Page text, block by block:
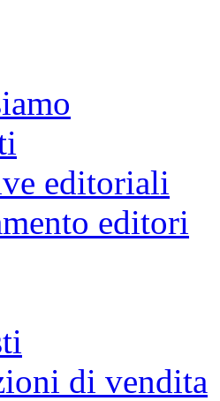
editoriali
editori
di vendita